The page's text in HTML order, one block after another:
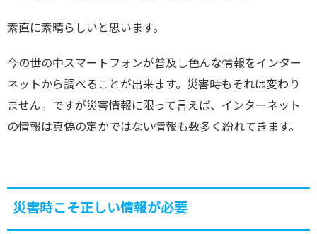
素直に素晴らしいと思います。
今の世の中スマートフォンが普及し色んな情報をインター
ネットから調べることが出来ます。災害時もそれは変わり
ません。ですが災害情報に限って言えば、インターネット
の情報は真偽の定かではない情報も数多く紛れてきます。
災害時こそ正しい情報が必要